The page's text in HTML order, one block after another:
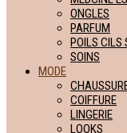
ONGLES
PARFUM
POILS CILS
SOINS
MODE
COIFFURE
LINGERIE
LOOKS